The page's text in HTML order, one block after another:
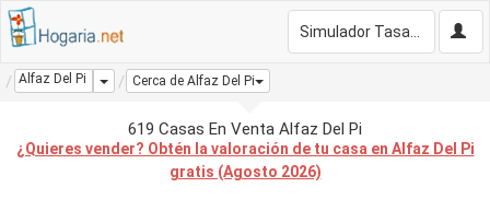
Alfaz Del Pi Dropdown
Cerca de Alfaz Del Pi
619 Casas En Venta Alfaz Del Pi
¿Quieres vender? Obtén la valoración de tu casa en Alfaz Del Pi
gratis (Agosto 2026)